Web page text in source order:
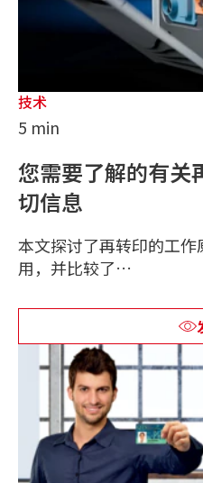
技术
5 min
您需要了解的有关
切信息
本文探讨了再转印的工
用，并比较了…